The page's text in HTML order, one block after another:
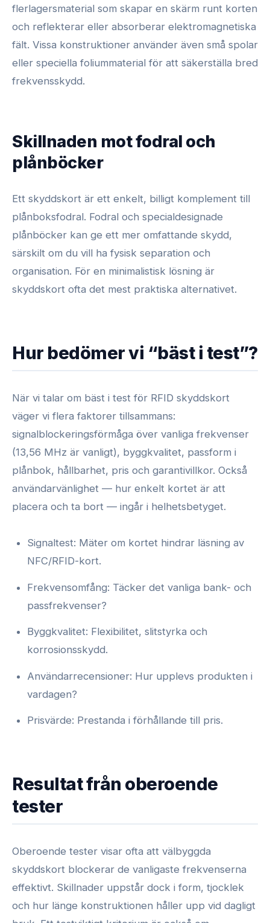
flerlagersmaterial som skapar en skärm runt korten
och reflekterar eller absorberar elektromagnetiska
fält. Vissa konstruktioner använder även små spolar
eller speciella foliummaterial för att säkerställa bred
frekvensskydd.
Skillnaden mot fodral och
plånböcker
Ett skyddskort är ett enkelt, billigt komplement till
plånboksfodral. Fodral och specialdesignade
plånböcker kan ge ett mer omfattande skydd,
särskilt om du vill ha fysisk separation och
organisation. För en minimalistisk lösning är
skyddskort ofta det mest praktiska alternativet.
Hur bedömer vi “bäst i test”?
När vi talar om bäst i test för RFID skyddskort
väger vi flera faktorer tillsammans:
signalblockeringsförmåga över vanliga frekvenser
(13,56 MHz är vanligt), byggkvalitet, passform i
plånbok, hållbarhet, pris och garantivillkor. Också
användarvänlighet — hur enkelt kortet är att
placera och ta bort — ingår i helhetsbetyget.
Signaltest: Mäter om kortet hindrar läsning av
NFC/RFID-kort.
Frekvensomfång: Täcker det vanliga bank- och
passfrekvenser?
Byggkvalitet: Flexibilitet, slitstyrka och
korrosionsskydd.
Användarrecensioner: Hur upplevs produkten i
vardagen?
Prisvärde: Prestanda i förhållande till pris.
Resultat från oberoende
tester
Oberoende tester visar ofta att välbyggda
skyddskort blockerar de vanligaste frekvenserna
effektivt. Skillnader uppstår dock i form, tjocklek
och hur länge konstruktionen håller upp vid dagligt